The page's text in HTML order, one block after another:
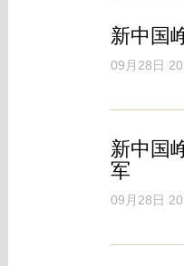
新中国
09月28日
新中国
军
09月28日